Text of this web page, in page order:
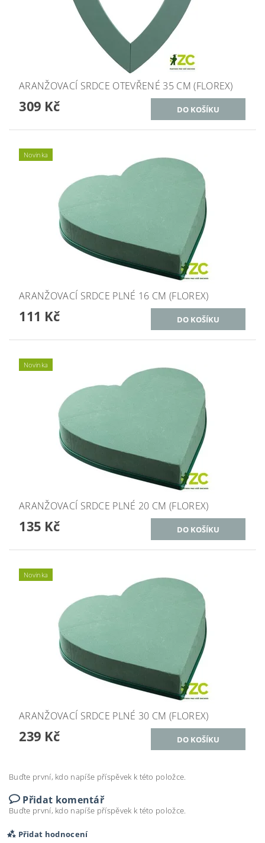
ARANŽOVACÍ SRDCE OTEVŘENÉ 35 CM (FLOREX)
309 Kč
Novinka
ARANŽOVACÍ SRDCE PLNÉ 16 CM (FLOREX)
111 Kč
Novinka
ARANŽOVACÍ SRDCE PLNÉ 20 CM (FLOREX)
135 Kč
Novinka
ARANŽOVACÍ SRDCE PLNÉ 30 CM (FLOREX)
239 Kč
Buďte první, kdo napíše příspěvek k této položce.
Přidat komentář
Buďte první, kdo napíše příspěvek k této položce.
Přidat hodnocení